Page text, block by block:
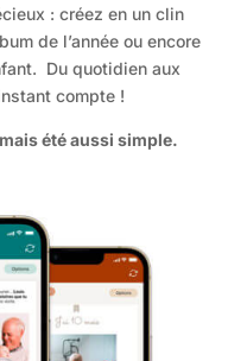
: créez en un clin
de l’année ou encore
Du quotidien aux
compte !
été aussi simple.